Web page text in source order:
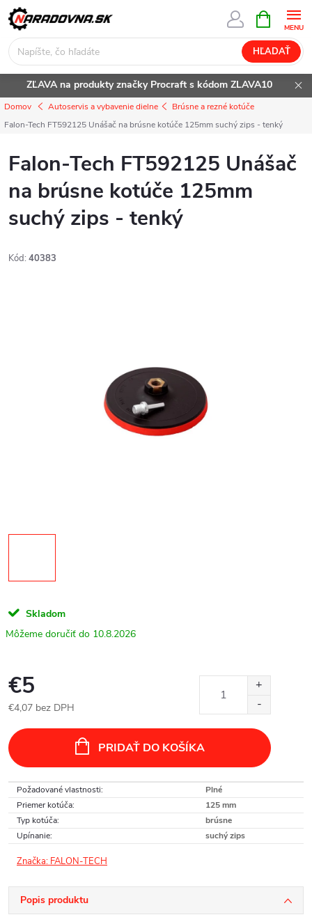
Prejsť
na
obsah
HĽADAŤ
KOŠÍK
ZĽAVA na produkty značky Procraft s kódom ZLAVA10
Domov Autoservis a vybavenie dielne
Brúsne a rezné kotúče
Falon-Tech FT592125 Unášač na brúsne kotúče 125mm suchý zips - tenký
Falon-Tech FT592125 Unášač
na brúsne kotúče 125mm
suchý zips - tenký
Kód: 40383
Skladom
10.8.2026
€5
€4,07 bez DPH
cena:
PRIDAŤ DO KOŠÍKA
Požadované vlastnosti:
Plné
Priemer kotúča:
125 mm
Typ kotúča:
brúsne
Upínanie: suchý zips
Značka: FALON-TECH
Popis produktu